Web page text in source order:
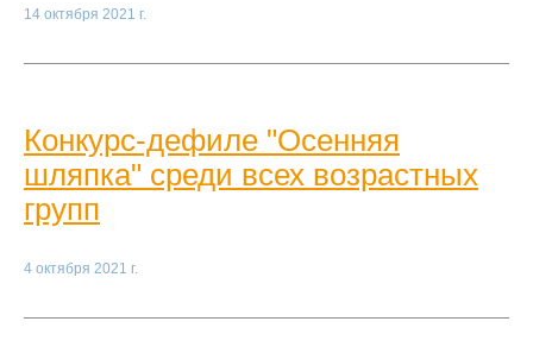
14 октября 2021 г.
Конкурс-дефиле "Осенняя
шляпка" среди всех возрастных
групп
4 октября 2021 г.